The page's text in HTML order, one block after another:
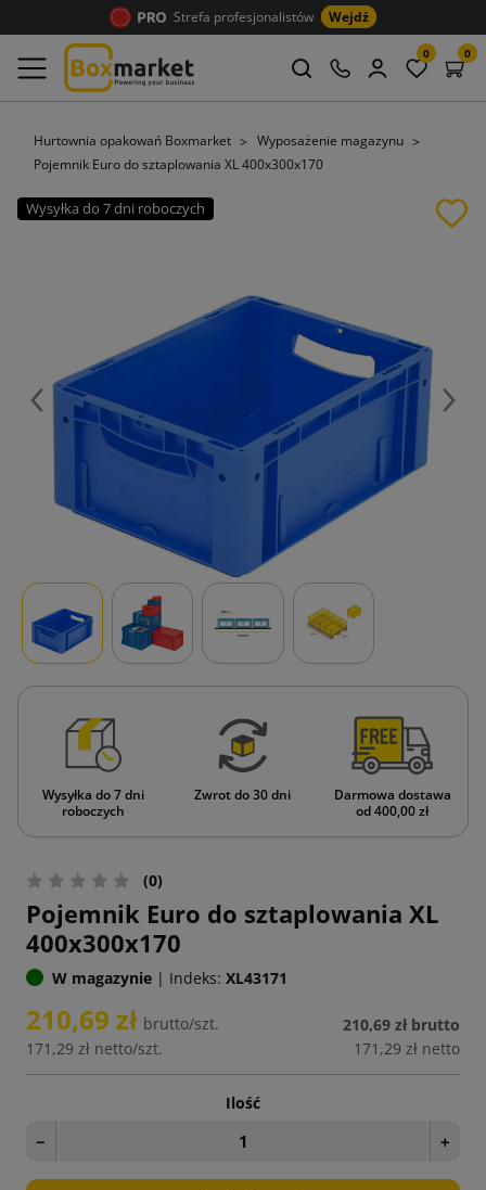
Strefa profesjonalistów Wejdź
0 0
Hurtownia opakowań Boxmarket
Wyposażenie magazynu
Pojemnik Euro do sztaplowania XL 400x300x170
Wysyłka do 7 dni roboczych
Poprzedni
Wysyłka do 7 dni
roboczych
Zwrot do 30 dni
Darmowa dostawa
od 400,00 zł
(0)
Pojemnik Euro do sztaplowania XL
400x300x170
W magazynie | Indeks: XL43171
210,69 zł brutto/szt.
171,29 zł netto/szt.
210,69 zł brutto
171,29 zł netto
Ilość
− +